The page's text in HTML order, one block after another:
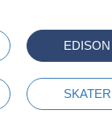
EDISON
SKATER